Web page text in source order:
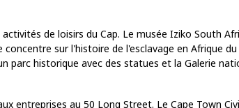
de loisirs du Cap. Le musée Iziko South
concentre sur l'histoire de l'esclavage en Afrique
parc historique avec des statues et la Galerie
entreprises au 50 Long Street. Le Cape Town